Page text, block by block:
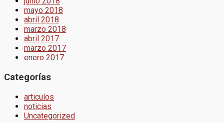
mayo 2018
abril 2018
marzo 2018
abril 2017
marzo 2017
enero 2017
Categorías
articulos
noticias
Uncategorized